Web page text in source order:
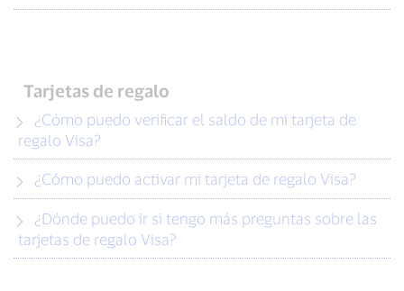
Tarjetas de regalo
regalo Visa?
¿Cómo puedo activar mi tarjeta de regalo Visa?
tarjetas de regalo Visa?